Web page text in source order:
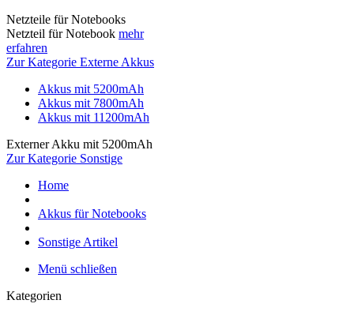
Netzteile für Notebooks
Netzteil für Notebook mehr
erfahren
Zur Kategorie Externe Akkus
Akkus mit 5200mAh
Akkus mit 7800mAh
Akkus mit 11200mAh
Externer Akku mit 5200mAh
Zur Kategorie Sonstige
Home
Akkus für Notebooks
Sonstige Artikel
Menü schließen
Kategorien